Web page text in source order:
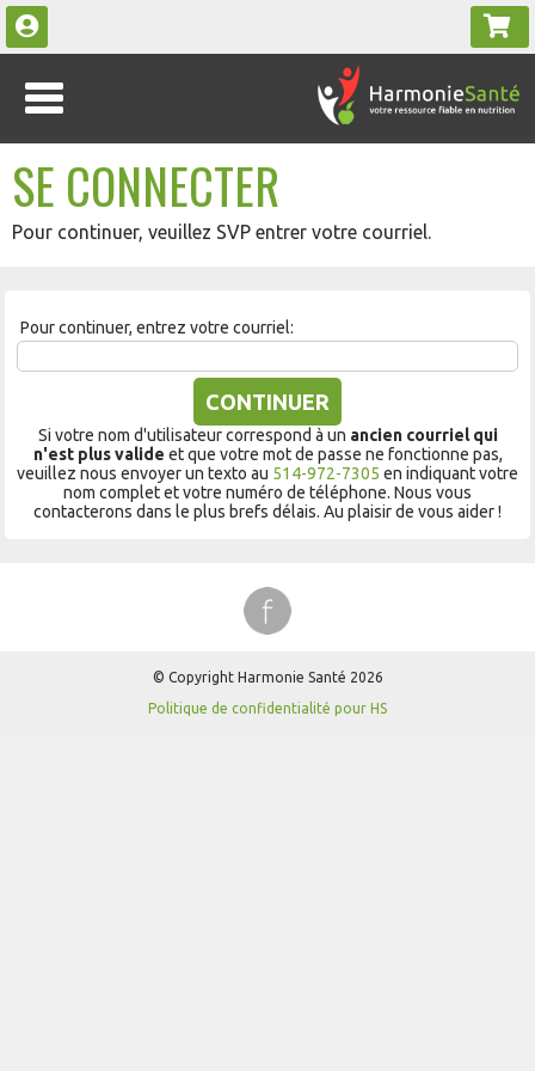
SE CONNECTER
Pour continuer, veuillez SVP entrer votre courriel.
Pour continuer, entrez votre courriel:
CONTINUER
Si votre nom d'utilisateur correspond à un ancien courriel qui
n'est plus valide et que votre mot de passe ne fonctionne pas,
veuillez nous envoyer un texto au 514-972-7305 en indiquant votre
nom complet et votre numéro de téléphone. Nous vous
contacterons dans le plus brefs délais. Au plaisir de vous aider !
© Copyright Harmonie Santé 2026
Politique de confidentialité pour HS